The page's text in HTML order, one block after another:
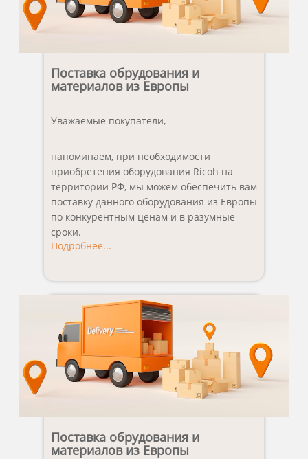
Поставка обрудования и
материалов из Европы
Уважаемые покупатели,
напоминаем, при необходимости
приобретения оборудования Ricoh на
территории РФ, мы можем обеспечить вам
поставку данного оборудования из Европы
по конкурентным ценам и в разумные
сроки.
Подробнее...
Поставка обрудования и
материалов из Европы